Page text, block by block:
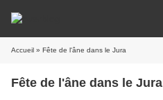
Accueil » Fête de l'âne dans le Jura
Fête de l'âne dans le Jura